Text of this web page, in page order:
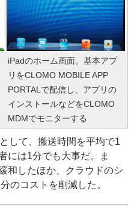
iPadのホーム画面。基本アプ
リをCLOMO MOBILE APP
PORTALで配信し、アプリの
インストールなどをCLOMO
MDMでモニターする
して、搬送時間を平均で1
には1分でも大事だ。ま
和したほか、クラウドのシ
のコストを削減した。